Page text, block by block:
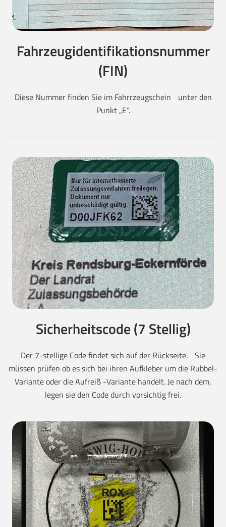
Fahrzeugidentifikationsnummer
(FIN)
Diese Nummer finden Sie im Fahrrzeugschein unter den
Punkt „E“.
Sicherheitscode (7 Stellig)
Der 7-stellige Code findet sich auf der Rückseite. Sie
müssen prüfen ob es sich bei ihren Aufkleber um die Rubbel-
Variante oder die Aufreiß -Variante handelt. Je nach dem,
legen sie den Code durch vorsichtig frei.